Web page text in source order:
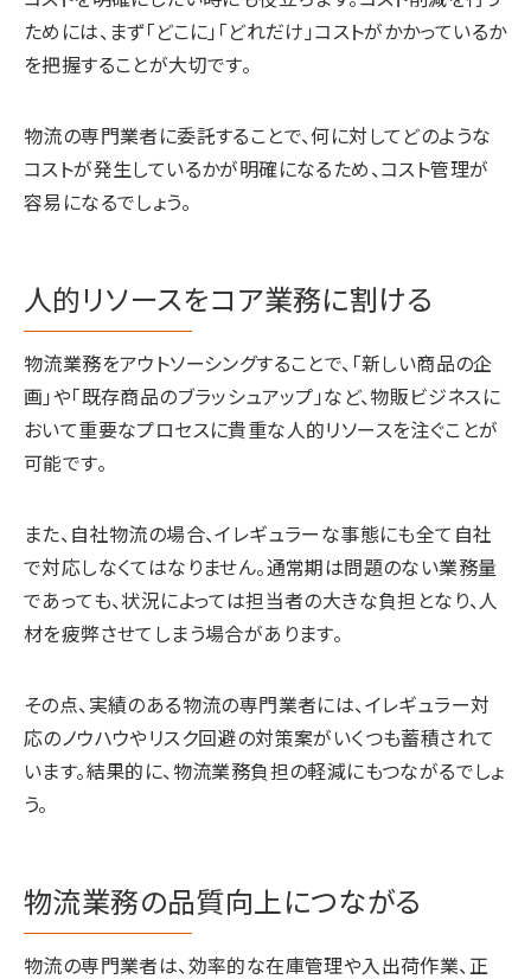
ためには、まず「どこに」「どれだけ」コストがかかっているか
を把握することが大切です。
物流の専門業者に委託することで、何に対してどのような
コストが発生しているかが明確になるため、コスト管理が
容易になるでしょう。
人的リソースをコア業務に割ける
物流業務をアウトソーシングすることで、「新しい商品の企
画」や「既存商品のブラッシュアップ」など、物販ビジネスに
おいて重要なプロセスに貴重な人的リソースを注ぐことが
可能です。
また、自社物流の場合、イレギュラーな事態にも全て自社
で対応しなくてはなりません。通常期は問題のない業務量
であっても、状況によっては担当者の大きな負担となり、人
材を疲弊させてしまう場合があります。
その点、実績のある物流の専門業者には、イレギュラー対
応のノウハウやリスク回避の対策案がいくつも蓄積されて
います。結果的に、物流業務負担の軽減にもつながるでしょ
う。
物流業務の品質向上につながる
物流の専門業者は、効率的な在庫管理や入出荷作業、正